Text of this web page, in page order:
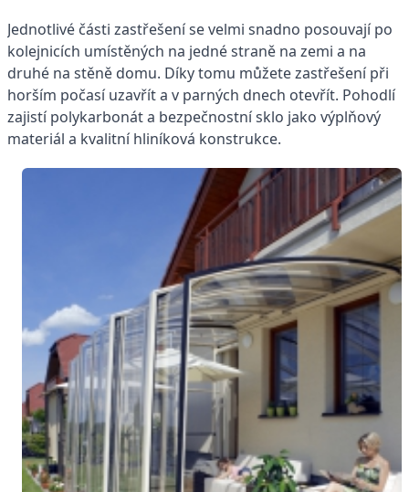
Jednotlivé části zastřešení se velmi snadno posouvají po
kolejnicích umístěných na jedné straně na zemi a na
druhé na stěně domu. Díky tomu můžete zastřešení při
horším počasí uzavřít a v parných dnech otevřít. Pohodlí
zajistí polykarbonát a bezpečnostní sklo jako výplňový
materiál a kvalitní hliníková konstrukce.